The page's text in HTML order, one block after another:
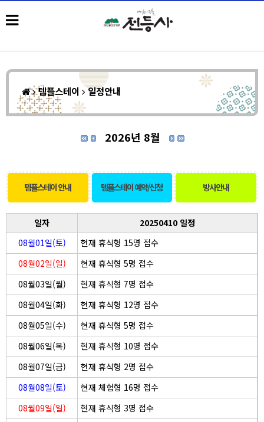
템플스테이 일정안내
2026년 8월
템플스테이 안내 템플스테이 예약/신청 방사안내
일자
20250410 일정
08월01일(토)
현재 휴식형 15명 접수
08월02일(일)
현재 휴식형 5명 접수
08월03일(월)
현재 휴식형 7명 접수
08월04일(화)
현재 휴식형 12명 접수
08월05일(수)
현재 휴식형 5명 접수
08월06일(목)
현재 휴식형 10명 접수
08월07일(금)
현재 휴식형 2명 접수
08월08일(토)
현재 체험형 16명 접수
08월09일(일)
현재 휴식형 3명 접수